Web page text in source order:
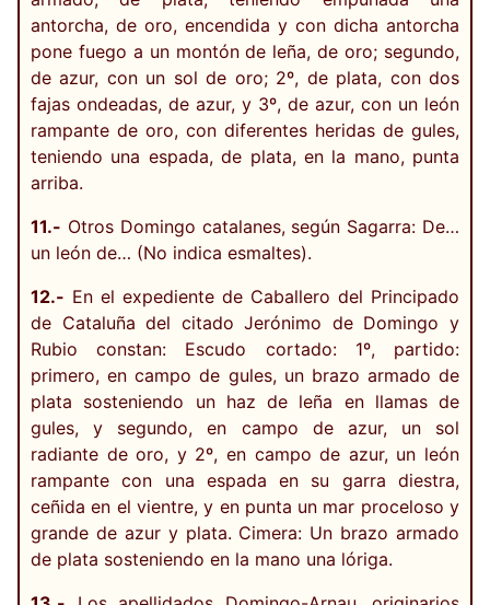
antorcha, de oro, encendida y con dicha antorcha
pone fuego a un montón de leña, de oro; segundo,
de azur, con un sol de oro; 2º, de plata, con dos
fajas ondeadas, de azur, y 3º, de azur, con un león
rampante de oro, con diferentes heridas de gules,
teniendo una espada, de plata, en la mano, punta
arriba.
11.- Otros Domingo catalanes, según Sagarra: De…
un león de… (No indica esmaltes).
12.- En el expediente de Caballero del Principado
de Cataluña del citado Jerónimo de Domingo y
Rubio constan: Escudo cortado: 1º, partido:
primero, en campo de gules, un brazo armado de
plata sosteniendo un haz de leña en llamas de
gules, y segundo, en campo de azur, un sol
radiante de oro, y 2º, en campo de azur, un león
rampante con una espada en su garra diestra,
ceñida en el vientre, y en punta un mar proceloso y
grande de azur y plata. Cimera: Un brazo armado
de plata sosteniendo en la mano una lóriga.